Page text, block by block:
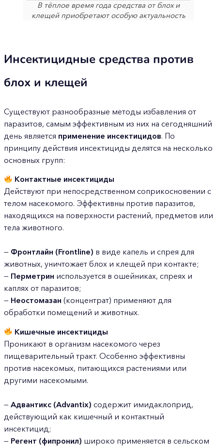
В тёплое время года средства от блох и
клещей приобретают особую актуальность
Инсектицидные средства против
блох и клещей
Существуют разнообразные методы избавления от
паразитов, самым эффективным из них на сегодняшний
день является применение инсектицидов. По
принципу действия инсектициды делятся на несколько
основных групп:
Контактные инсектициды
Действуют при непосредственном соприкосновении с
телом насекомого. Эффективны против паразитов,
находящихся на поверхности растений, предметов или
тела животного.
— Фронтлайн (Frontline) в виде капель и спрея для
животных, уничтожает блох и клещей при контакте;
— Перметрин используется в ошейниках, спреях и
каплях от паразитов;
— Неостомазан (концентрат) применяют для
обработки помещений и животных.
Кишечные инсектициды
Проникают в организм насекомого через
пищеварительный тракт. Особенно эффективны
против насекомых, питающихся растениями или
другими насекомыми.
— Адвантикс (Advantix) содержит имидаклоприд,
действующий как кишечный и контактный
инсектицид;
— Регент (фипронил) широко применяется в сельском